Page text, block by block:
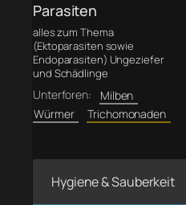
Parasiten
alles zum Thema
(Ektoparasiten sowie
Endoparasiten) Ungeziefer
und Schädlinge
Unterforen:
Milben
Würmer
Trichomonaden
Hygiene & Sauberkeit